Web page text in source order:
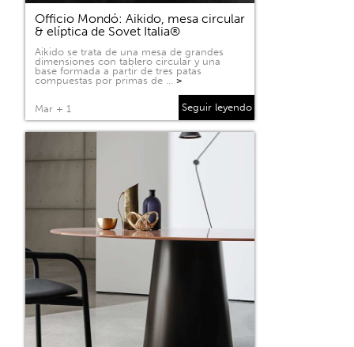
Officio Mondó: Aikido, mesa circular
& elíptica de Sovet Italia®
Aikido se trata de una mesa de grandes
dimensiones con tablero circular y una
base formada a partir de tres patas
compuestas por primas de … >
Mar + 1 Seguir leyendo